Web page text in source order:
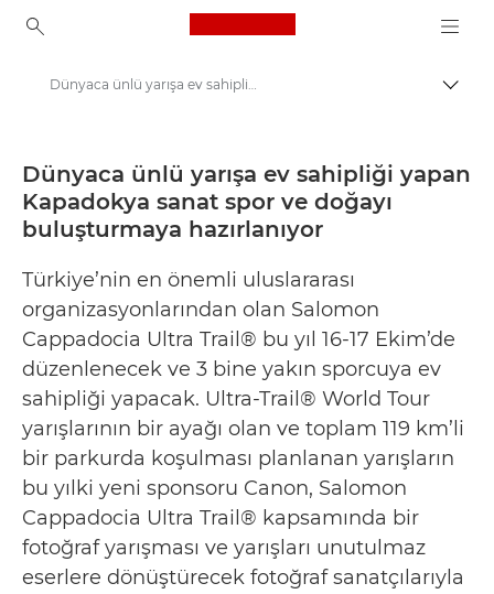
Canon Logo, back to
İçerik
Basın Merkezi
Basın Bültenleri - Canon Basın Merkezi
Dünyaca ünlü yarışa ev sahipliği yapan Kapadokya sanat spor ve doğayı buluşturmaya hazırlanıyor - Canon Basın Merkezi
Dünyaca ünlü yarışa ev sahipliği yapan
Kapadokya sanat spor ve doğayı
buluşturmaya hazırlanıyor
Türkiye’nin en önemli uluslararası
organizasyonlarından olan Salomon
Cappadocia Ultra Trail® bu yıl 16-17 Ekim’de
düzenlenecek ve 3 bine yakın sporcuya ev
sahipliği yapacak. Ultra-Trail® World Tour
yarışlarının bir ayağı olan ve toplam 119 km’li
bir parkurda koşulması planlanan yarışların
bu yılki yeni sponsoru Canon, Salomon
Cappadocia Ultra Trail® kapsamında bir
fotoğraf yarışması ve yarışları unutulmaz
eserlere dönüştürecek fotoğraf sanatçılarıyla